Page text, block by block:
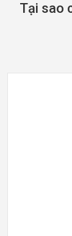
Tại sao